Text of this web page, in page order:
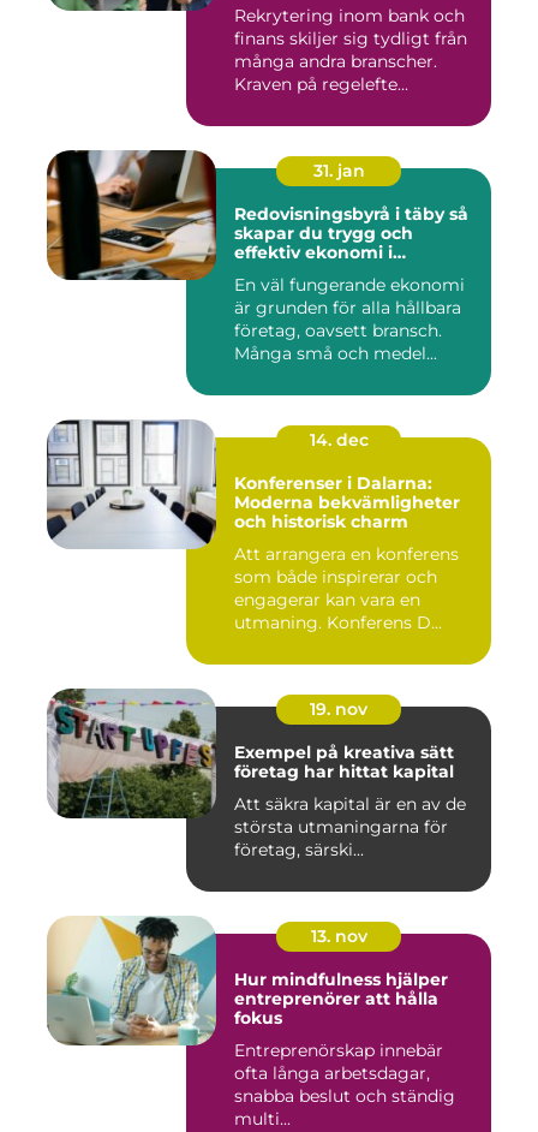
Rekrytering inom bank och
finans skiljer sig tydligt från
många andra branscher.
Kraven på regelefte...
31. jan
Redovisningsbyrå i täby så
skapar du trygg och
effektiv ekonomi i
En väl fungerande ekonomi
är grunden för alla hållbara
företag, oavsett bransch.
Många små och medel...
14. dec
Konferenser i Dalarna:
Moderna bekvämligheter
och historisk charm
Att arrangera en konferens
som både inspirerar och
engagerar kan vara en
utmaning. Konferens D...
19. nov
Exempel på kreativa sätt
företag har hittat kapital
Att säkra kapital är en av de
största utmaningarna för
företag, särski...
13. nov
Hur mindfulness hjälper
entreprenörer att hålla
fokus
Entreprenörskap innebär
ofta långa arbetsdagar,
snabba beslut och ständig
multi...